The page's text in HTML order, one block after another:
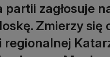
zagłosuje
Zmierzy się